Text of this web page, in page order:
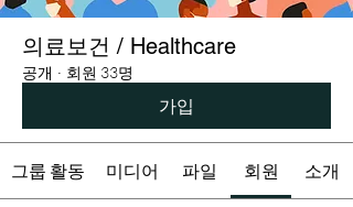
의료보건 / Healthcare
공개 · 회원 33명
가입
그룹 활동 미디어 파일 회원 소개